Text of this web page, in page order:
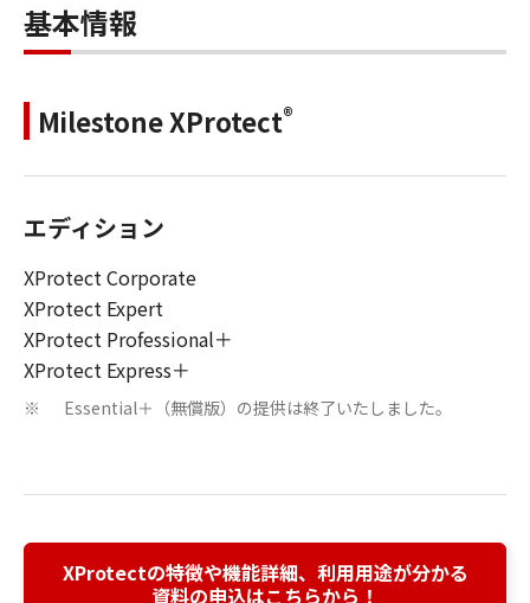
基本情報
Milestone XProtect®
エディション
XProtect Corporate
XProtect Expert
XProtect Professional＋
XProtect Express＋
※ Essential＋（無償版）の提供は終了いたしました。
XProtectの特徴や機能詳細、利用用途が分かる
資料の申込はこちらから！